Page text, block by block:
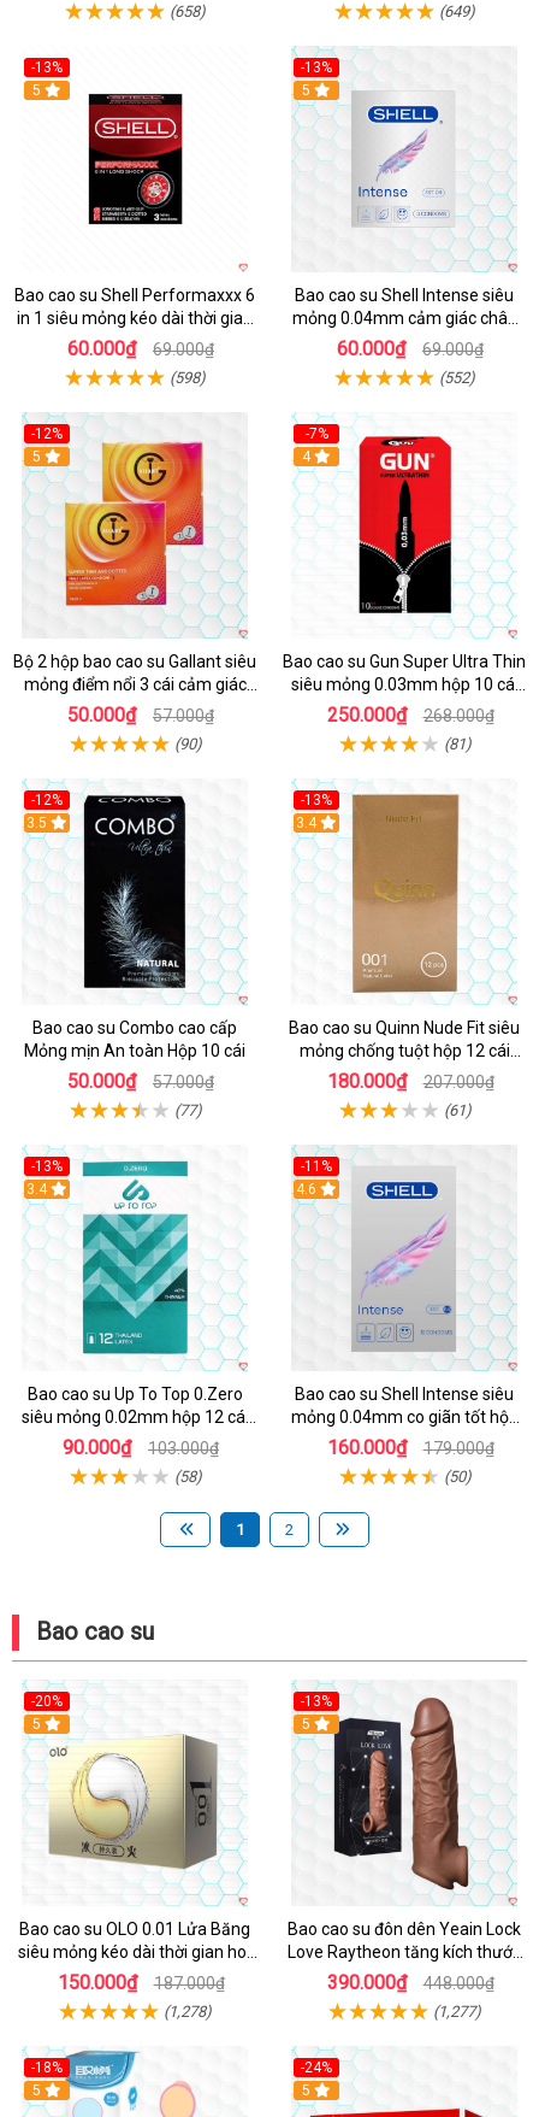
(658) (649)
-13%
Hot
5
Bao cao su Shell Performaxxx 6
in 1 siêu mỏng kéo dài thời gian
hộp 3
60.000₫ 69.000₫
(598)
-13%
Hot
5
Bao cao su Shell Intense siêu
mỏng 0.04mm cảm giác chân
thật hộp 3
60.000₫ 69.000₫
(552)
-12%
Hot
5
Bộ 2 hộp bao cao su Gallant siêu
mỏng điểm nổi 3 cái cảm giác
thật
50.000₫ 57.000₫
(90)
-7%
Hot
4
Bao cao su Gun Super Ultra Thin
siêu mỏng 0.03mm hộp 10 cái
an toàn kích thích
250.000₫ 268.000₫
(81)
-12%
Hot
3.5
Bao cao su Combo cao cấp
Mỏng mịn An toàn Hộp 10 cái
50.000₫ 57.000₫
(77)
-13%
Hot
3.4
Bao cao su Quinn Nude Fit siêu
mỏng chống tuột hộp 12 cái
chuẩn
180.000₫ 207.000₫
(61)
-13%
Hot
3.4
Bao cao su Up To Top 0.Zero
siêu mỏng 0.02mm hộp 12 cái
an toàn thoải mái
90.000₫ 103.000₫
(58)
-11%
Hot
4.6
Bao cao su Shell Intense siêu
mỏng 0.04mm co giãn tốt hộp
10 cái
160.000₫ 179.000₫
(50)
1 2
Bao cao su
-20%
Hot
5
Bao cao su OLO 0.01 Lửa Băng
siêu mỏng kéo dài thời gian hot
lạnh trải nghiệm
150.000₫ 187.000₫
(1,278)
-13%
Hot
5
Bao cao su đôn dên Yeain Lock
Love Raytheon tăng kích thước
thoả mãn
390.000₫ 448.000₫
(1,277)
-18%
5
-24%
Hot
5